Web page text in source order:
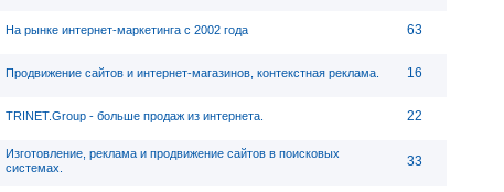
На рынке интернет-маркетинга с 2002 года 63
Продвижение сайтов и интернет-магазинов, контекстная реклама. 16
TRINET.Group - больше продаж из интернета. 22
Изготовление, реклама и продвижение сайтов в поисковых
системах.
33